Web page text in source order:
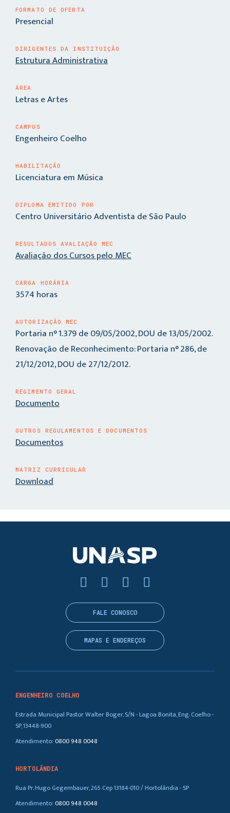
FORMATO DE OFERTA
Presencial
DIRIGENTES DA INSTITUIÇÃO
Estrutura Administrativa
ÁREA
Letras e Artes
CAMPUS
Engenheiro Coelho
HABILITAÇÃO
Licenciatura em Música
DIPLOMA EMITIDO POR
Centro Universitário Adventista de São Paulo
RESULTADOS AVALIAÇÃO MEC
Avaliação dos Cursos pelo MEC
CARGA HORÁRIA
3574 horas
AUTORIZAÇÃO MEC
Portaria n° 1.379 de 09/05/2002, DOU de 13/05/2002.
Renovação de Reconhecimento: Portaria n° 286, de
21/12/2012, DOU de 27/12/2012.
REGIMENTO GERAL
Documento
OUTROS REGULAMENTOS E DOCUMENTOS
Documentos
MATRIZ CURRICULAR
Download
ENGENHEIRO COELHO
Estrada Municipal Pastor Walter Boger, S/N - Lagoa Bonita, Eng. Coelho -
SP, 13448-900
Atendimento:0800 948 0048
HORTOLÂNDIA
Rua Pr. Hugo Gegembauer, 265 Cep 13184-010 / Hortolândia - SP
Atendimento:0800 948 0048
FALE CONOSCO
MAPAS E ENDEREÇOS